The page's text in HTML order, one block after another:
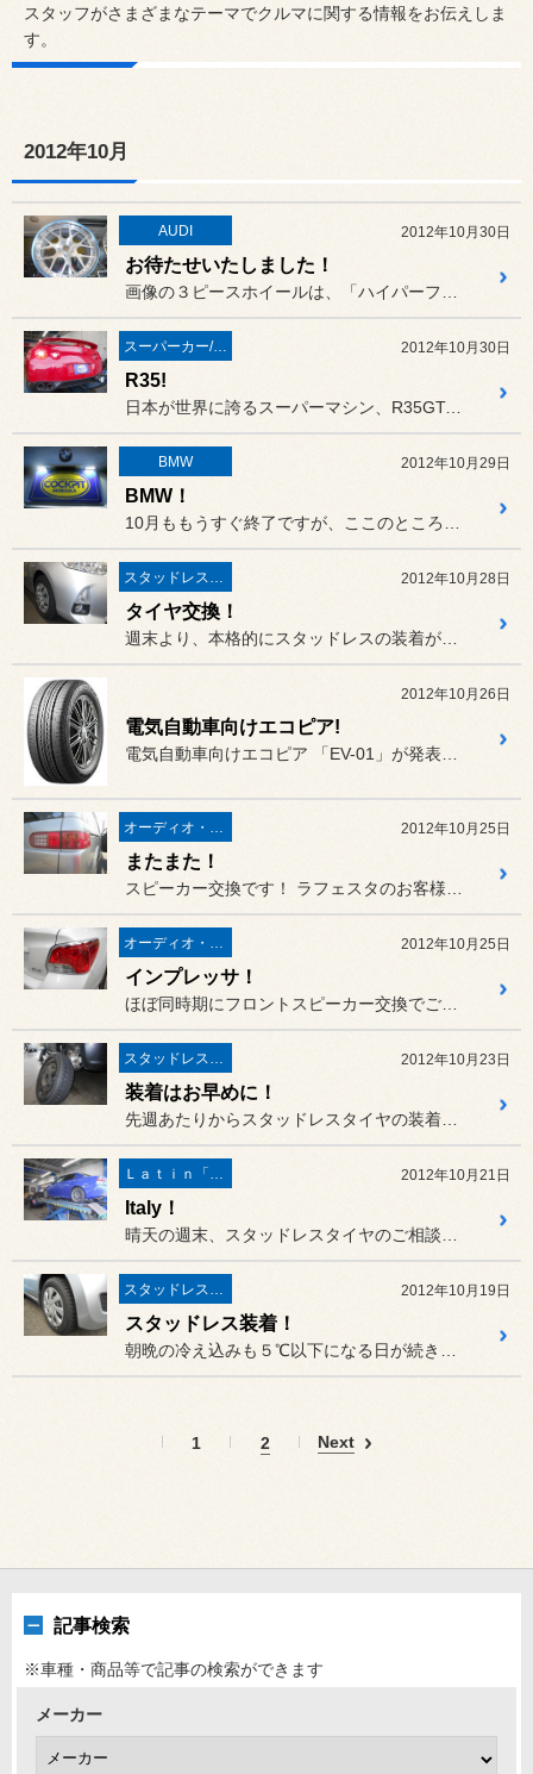
スタッフがさまざまなテーマでクルマに関する情報をお伝えしま
す。
2012年10月
AUDI 2012年10月30日
お待たせいたしました！
スーパーカー/スーパースポーツ/ヴィンテージカー 2012年10月30日
R35!
日本が世界に誇るスーパーマシン、R35GT-R！
BMW 2012年10月29日
BMW！
スタッドレスタイヤ 「BLIZZAK」 2012年10月28日
タイヤ交換！
2012年10月26日
電気自動車向けエコピア!
オーディオ・ナビ関連 2012年10月25日
またまた！
オーディオ・ナビ関連 2012年10月25日
インプレッサ！
スタッドレスタイヤ 「BLIZZAK」 2012年10月23日
装着はお早めに！
Ｌａｔｉｎ「イタリア・フランス etc」 2012年10月21日
Italy！
スタッドレスタイヤ 「BLIZZAK」 2012年10月19日
スタッドレス装着！
1 2 Next
記事検索
※車種・商品等で記事の検索ができます
メーカー